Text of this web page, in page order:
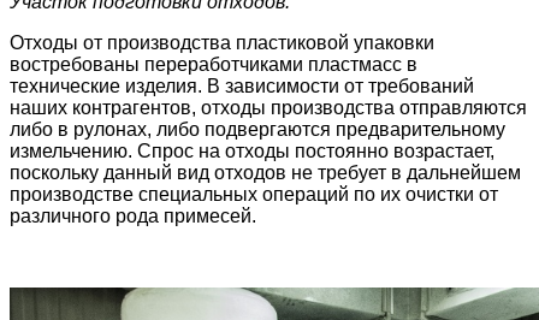
Отходы от производства пластиковой упаковки
востребованы переработчиками пластмасс в
технические изделия. В зависимости от требований
наших контрагентов, отходы производства отправляются
либо в рулонах, либо подвергаются предварительному
измельчению. Спрос на отходы постоянно возрастает,
поскольку данный вид отходов не требует в дальнейшем
производстве специальных операций по их очистки от
различного рода примесей.